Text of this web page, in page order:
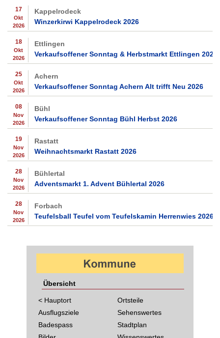
17
Okt
2026
Kappelrodeck
Winzerkirwi Kappelrodeck 2026
18
Okt
2026
Ettlingen
Verkaufsoffener Sonntag & Herbstmarkt Ettlingen 2026
25
Okt
2026
Achern
Verkaufsoffener Sonntag Achern Alt trifft Neu 2026
08
Nov
2026
Bühl
Verkaufsoffener Sonntag Bühl Herbst 2026
19
Nov
2026
Rastatt
Weihnachtsmarkt Rastatt 2026
28
Nov
2026
Bühlertal
Adventsmarkt 1. Advent Bühlertal 2026
28
Nov
2026
Forbach
Teufelsball Teufel vom Teufelskamin Herrenwies 2026
Übersicht
< Hauptort
Ausflugsziele
Badespass
Ortsteile
Sehenswertes
Stadtplan